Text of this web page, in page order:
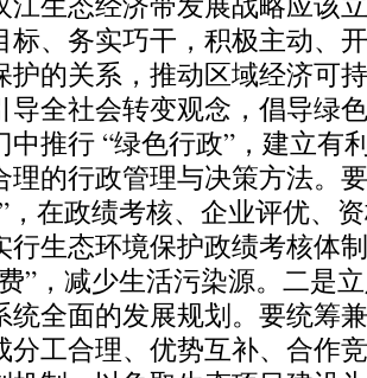
标、务实巧干，积极主动、
护的关系，推动区域经济可
全社会转变观念，倡导绿色
中推行 “绿色行政”，建立有
理的行政管理与决策方法。
，在政绩考核、企业评优、
行生态环境保护政绩考核体
”，减少生活污染源。二是
统全面的发展规划。要统筹
分工合理、优势互补、合作